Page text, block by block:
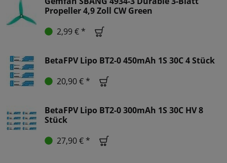
Propeller 4,9 Zoll CW Green
2,99 € *
BetaFPV Lipo BT2-0 450mAh 1S 30C 4 Stück
20,90 € *
BetaFPV Lipo BT2-0 300mAh 1S 30C HV 8
Stück
27,90 € *